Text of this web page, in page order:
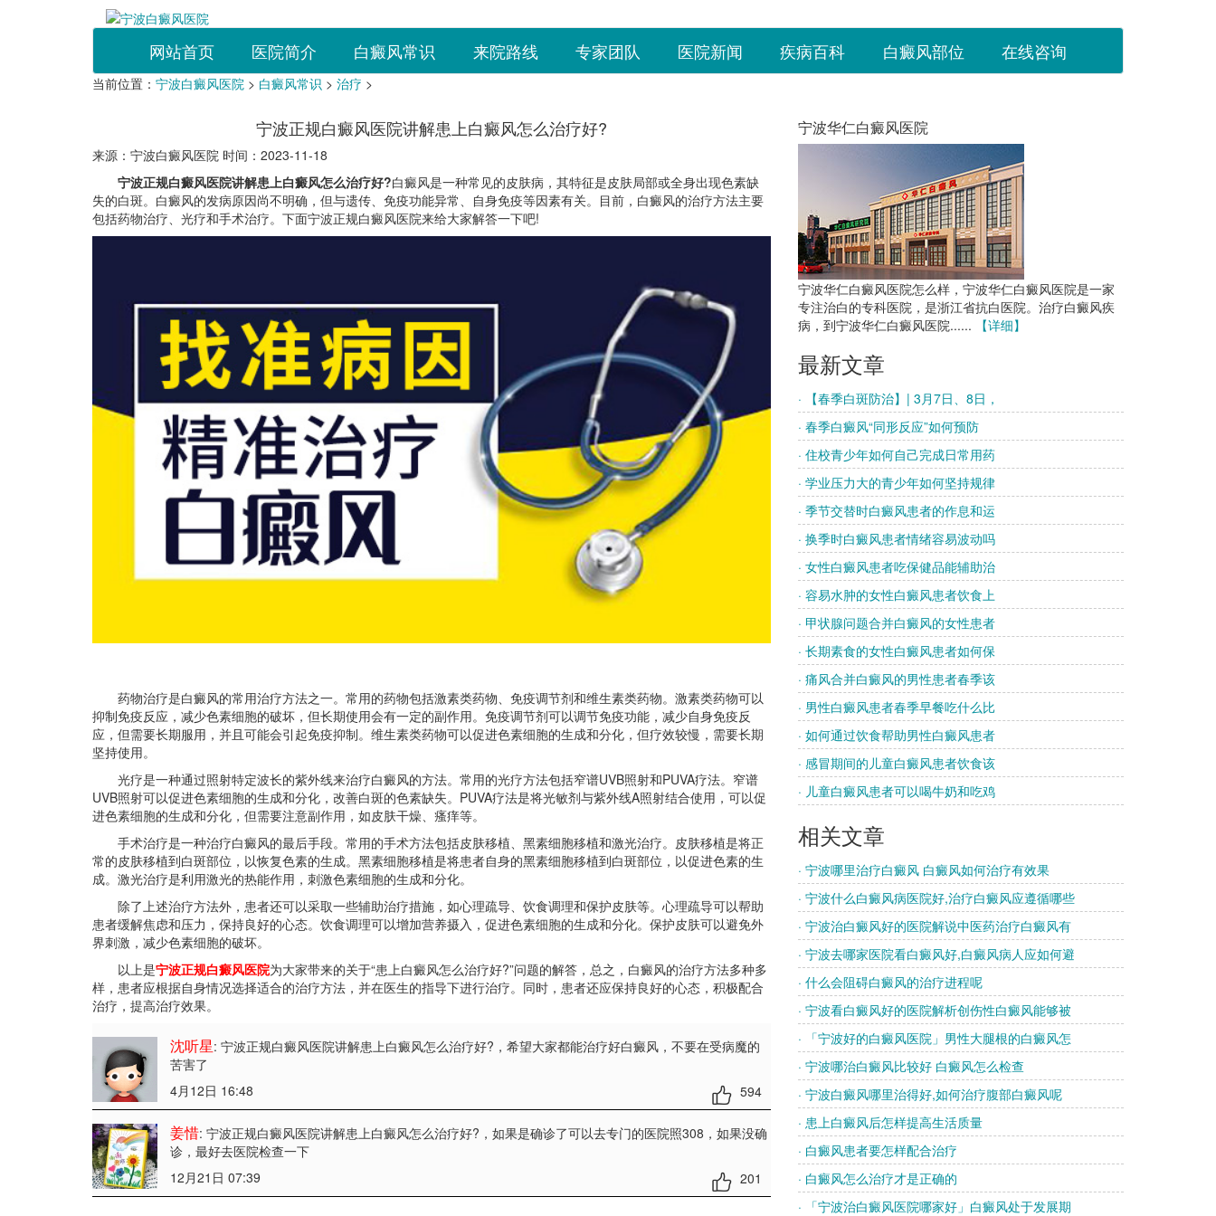
网站首页 医院简介 白癜风常识 来院路线 专家团队 医院新闻 疾病百科 白癜风部位 在线咨询
当前位置： 宁波白癜风医院 > 白癜风常识 > 治疗 >
宁波正规白癜风医院讲解患上白癜风怎么治疗好?
来源：宁波白癜风医院 时间：2023-11-18
宁波正规白癜风医院讲解患上白癜风怎么治疗好?白癜风是一种常见的皮肤病，其特征是皮肤局部或全身出现色素缺
失的白斑。白癜风的发病原因尚不明确，但与遗传、免疫功能异常、自身免疫等因素有关。目前，白癜风的治疗方法主要
包括药物治疗、光疗和手术治疗。下面宁波正规白癜风医院来给大家解答一下吧!
药物治疗是白癜风的常用治疗方法之一。常用的药物包括激素类药物、免疫调节剂和维生素类药物。激素类药物可以
抑制免疫反应，减少色素细胞的破坏，但长期使用会有一定的副作用。免疫调节剂可以调节免疫功能，减少自身免疫反
应，但需要长期服用，并且可能会引起免疫抑制。维生素类药物可以促进色素细胞的生成和分化，但疗效较慢，需要长期
坚持使用。
光疗是一种通过照射特定波长的紫外线来治疗白癜风的方法。常用的光疗方法包括窄谱UVB照射和PUVA疗法。窄谱
UVB照射可以促进色素细胞的生成和分化，改善白斑的色素缺失。PUVA疗法是将光敏剂与紫外线A照射结合使用，可以促
进色素细胞的生成和分化，但需要注意副作用，如皮肤干燥、瘙痒等。
手术治疗是一种治疗白癜风的最后手段。常用的手术方法包括皮肤移植、黑素细胞移植和激光治疗。皮肤移植是将正
常的皮肤移植到白斑部位，以恢复色素的生成。黑素细胞移植是将患者自身的黑素细胞移植到白斑部位，以促进色素的生
成。激光治疗是利用激光的热能作用，刺激色素细胞的生成和分化。
除了上述治疗方法外，患者还可以采取一些辅助治疗措施，如心理疏导、饮食调理和保护皮肤等。心理疏导可以帮助
患者缓解焦虑和压力，保持良好的心态。饮食调理可以增加营养摄入，促进色素细胞的生成和分化。保护皮肤可以避免外
界刺激，减少色素细胞的破坏。
以上是宁波正规白癜风医院为大家带来的关于“患上白癜风怎么治疗好?”问题的解答，总之，白癜风的治疗方法多种多
样，患者应根据自身情况选择适合的治疗方法，并在医生的指导下进行治疗。同时，患者还应保持良好的心态，积极配合
治疗，提高治疗效果。
沈听星: 宁波正规白癜风医院讲解患上白癜风怎么治疗好? ，希望大家都能治疗好白癜风，不要在受病魔的
苦害了
4月12日 16:48
594
姜惜: 宁波正规白癜风医院讲解患上白癜风怎么治疗好? ，如果是确诊了可以去专门的医院照308，如果没确
诊，最好去医院检查一下
12月21日 07:39
201
宁波华仁白癜风医院
宁波华仁白癜风医院怎么样，宁波华仁白癜风医院是一家
专注治白的专科医院，是浙江省抗白医院。治疗白癜风疾
病，到宁波华仁白癜风医院......
【详细】
最新文章
· 【春季白斑防治】| 3月7日、8日，
· 春季白癜风“同形反应”如何预防
· 住校青少年如何自己完成日常用药
· 学业压力大的青少年如何坚持规律
· 季节交替时白癜风患者的作息和运
· 换季时白癜风患者情绪容易波动吗
· 女性白癜风患者吃保健品能辅助治
· 容易水肿的女性白癜风患者饮食上
· 甲状腺问题合并白癜风的女性患者
· 长期素食的女性白癜风患者如何保
· 痛风合并白癜风的男性患者春季该
· 男性白癜风患者春季早餐吃什么比
· 如何通过饮食帮助男性白癜风患者
· 感冒期间的儿童白癜风患者饮食该
· 儿童白癜风患者可以喝牛奶和吃鸡
相关文章
· 宁波哪里治疗白癜风 白癜风如何治疗有效果
· 宁波什么白癜风病医院好,治疗白癜风应遵循哪些
· 宁波治白癜风好的医院解说中医药治疗白癜风有
· 宁波去哪家医院看白癜风好,白癜风病人应如何避
· 什么会阻碍白癜风的治疗进程呢
· 宁波看白癜风好的医院解析创伤性白癜风能够被
· 「宁波好的白癜风医院」男性大腿根的白癜风怎
· 宁波哪治白癜风比较好 白癜风怎么检查
· 宁波白癜风哪里治得好,如何治疗腹部白癜风呢
· 患上白癜风后怎样提高生活质量
· 白癜风患者要怎样配合治疗
· 白癜风怎么治疗才是正确的
· 「宁波治白癜风医院哪家好」白癜风处于发展期